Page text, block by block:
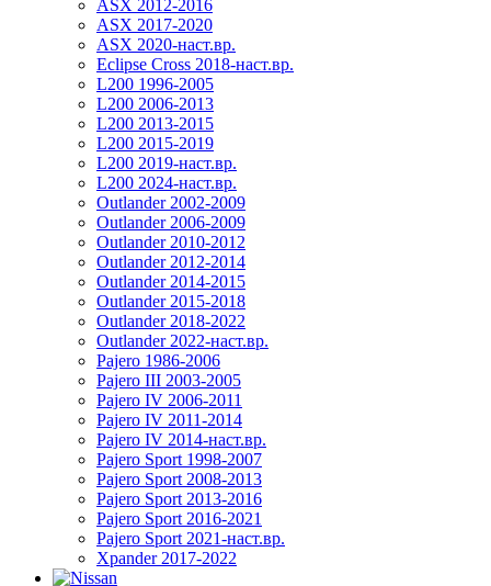
ASX 2012-2016
ASX 2017-2020
ASX 2020-наст.вр.
Eclipse Cross 2018-наст.вр.
L200 1996-2005
L200 2006-2013
L200 2013-2015
L200 2015-2019
L200 2019-наст.вр.
L200 2024-наст.вр.
Outlander 2002-2009
Outlander 2006-2009
Outlander 2010-2012
Outlander 2012-2014
Outlander 2014-2015
Outlander 2015-2018
Outlander 2018-2022
Outlander 2022-наст.вр.
Pajero 1986-2006
Pajero III 2003-2005
Pajero IV 2006-2011
Pajero IV 2011-2014
Pajero IV 2014-наст.вр.
Pajero Sport 1998-2007
Pajero Sport 2008-2013
Pajero Sport 2013-2016
Pajero Sport 2016-2021
Pajero Sport 2021-наст.вр.
Xpander 2017-2022